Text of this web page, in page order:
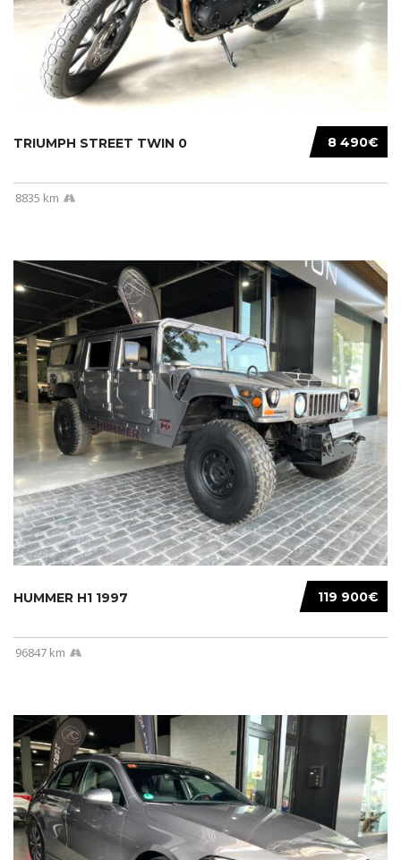
8 490€
TRIUMPH STREET TWIN 0
8835 km
119 900€
HUMMER H1 1997
96847 km